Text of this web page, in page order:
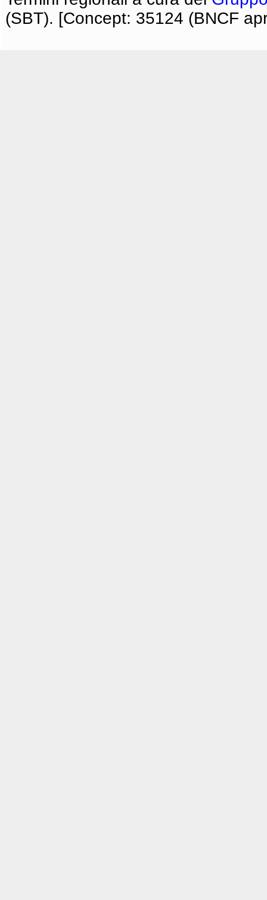
(SBT). [Concept: 35124 (BNCF